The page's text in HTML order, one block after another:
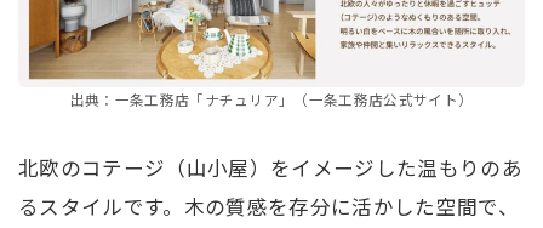
出典：一条工務店「ナチュリア」（一条工務店公式サイト）
北欧のコテージ（山小屋）をイメージした温もりのあ
るスタイルです。木の質感を存分に活かした空間で、